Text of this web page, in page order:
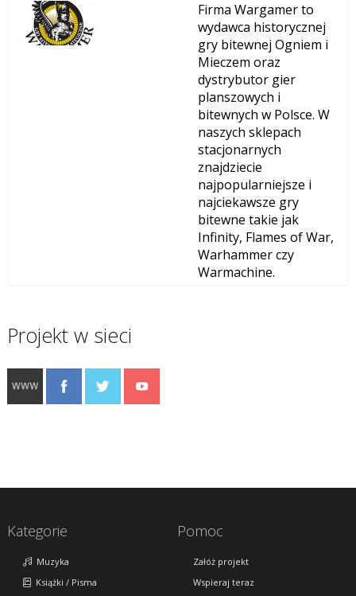
Firma Wargamer to
wydawca historycznej
gry bitewnej Ogniem i
Mieczem oraz
dystrybutor gier
planszowych i
bitewnych w Polsce. W
naszych sklepach
stacjonarnych
znajdziecie
najpopularniejsze i
najciekawsze gry
bitewne takie jak
Infinity, Flames of War,
Warhammer czy
Warmachine.
Projekt w sieci
Kategorie
Muzyka
Książki / Pisma
Pomoc
Załóż projekt
Wspieraj teraz